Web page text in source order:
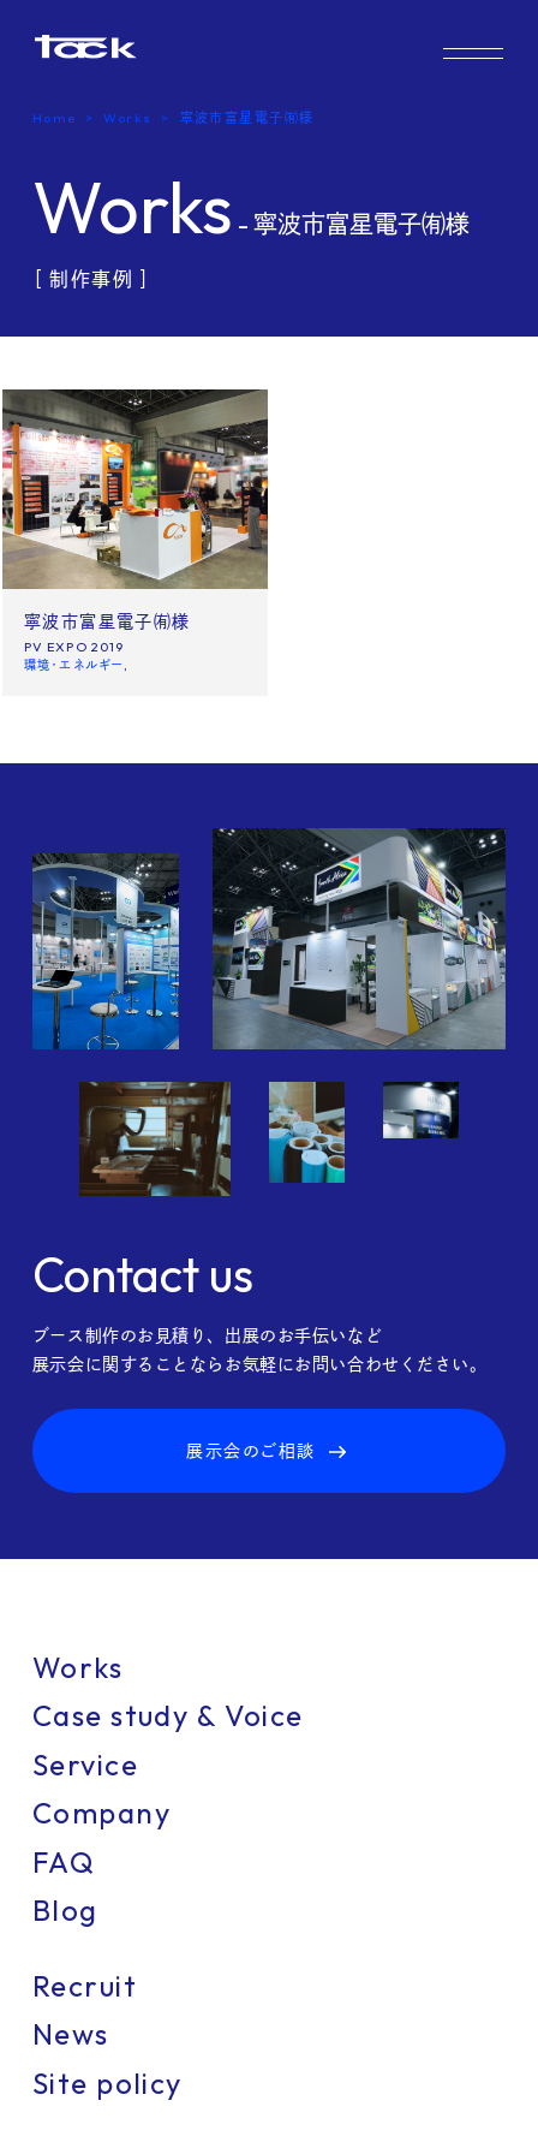
Works
Case study & Voice
Service
Blog
Recruit
Contact us
News Site policy
X
Home Works 寧波市富星電子㈲様
Works - 寧波市富星電子㈲様
［ 制作事例 ］
寧波市富星電子㈲様
PV EXPO 2019
環境・エネルギー
Contact us
ブース制作のお見積り、出展のお手伝いなど
展示会に関することならお気軽にお問い合わせください。
展示会のご相談
Works
Case study & Voice
Service
Company
FAQ
Blog
Recruit
News
Site policy